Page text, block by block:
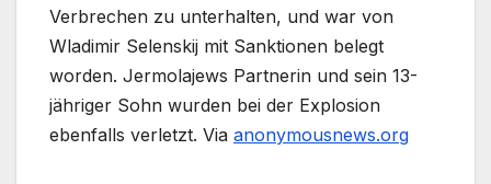
Verbrechen zu unterhalten, und war von
Wladimir Selenskij mit Sanktionen belegt
worden. Jermolajews Partnerin und sein 13-
jähriger Sohn wurden bei der Explosion
ebenfalls verletzt. Via anonymousnews.org